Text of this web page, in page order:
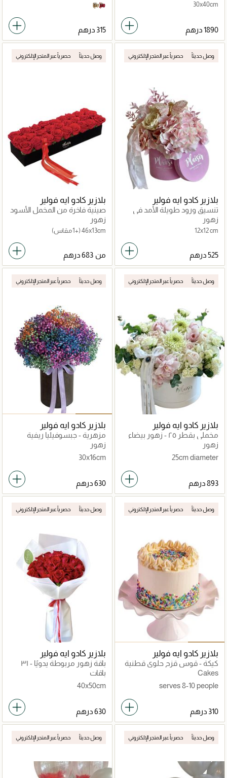
30x40cm
Gold on Red
Gold on Tan
وصل حديثاً حصرياً عبر المتجر الإلكتروني
بلازير كادو ايه فولير
تنسيق ورود طويلة الأمد في
مخمل صغير
زهور
12x12 cm
وصل حديثاً حصرياً عبر المتجر الإلكتروني
بلازير كادو ايه فولير
صينية فاخرة من المخمل الأسود
مزينة بالورود الحمراء
زهور
46x13cm (+1 مقاس)
من
وصل حديثاً حصرياً عبر المتجر الإلكتروني
بلازير كادو ايه فولير
مخملي بقطر ٢٥ - زهور بيضاء
فاخرة
زهور
25cm diameter
وصل حديثاً حصرياً عبر المتجر الإلكتروني
بلازير كادو ايه فولير
مزهرية - جبسوفيليا ريفية
قوس قزح الحب
زهور
30x16cm
وصل حديثاً حصرياً عبر المتجر الإلكتروني
بلازير كادو ايه فولير
كيكة - قوس قزح حلوى قطنية
Cakes
serves 8-10 people
وصل حديثاً حصرياً عبر المتجر الإلكتروني
بلازير كادو ايه فولير
باقة زهور مربوطة يدويًا - ٣١
وردة حمراء
باقات
40x50cm
وصل حديثاً حصرياً عبر المتجر الإلكتروني وصل حديثاً حصرياً عبر المتجر الإلكتروني